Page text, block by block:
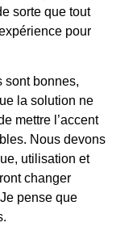
sorte que tout
pour
sont bonnes,
la solution ne
mettre l’accent
Nous devons
utilisation et
changer
pense que